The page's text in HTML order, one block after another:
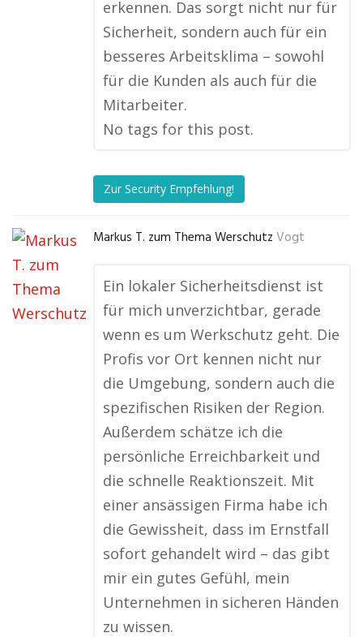
erkennen. Das sorgt nicht nur für
Sicherheit, sondern auch für ein
besseres Arbeitsklima – sowohl
für die Kunden als auch für die
Mitarbeiter.
No tags for this post.
Zur Security Empfehlung!
Markus T. zum Thema Werschutz Vogt
Ein lokaler Sicherheitsdienst ist
für mich unverzichtbar, gerade
wenn es um Werkschutz geht. Die
Profis vor Ort kennen nicht nur
die Umgebung, sondern auch die
spezifischen Risiken der Region.
Außerdem schätze ich die
persönliche Erreichbarkeit und
die schnelle Reaktionszeit. Mit
einer ansässigen Firma habe ich
die Gewissheit, dass im Ernstfall
sofort gehandelt wird – das gibt
mir ein gutes Gefühl, mein
Unternehmen in sicheren Händen
zu wissen.